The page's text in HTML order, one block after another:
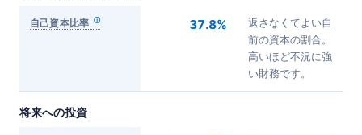
自己資本比率 37.8%
返さなくてよい自
前の資本の割合。
高いほど不況に強
い財務です。
将来への投資